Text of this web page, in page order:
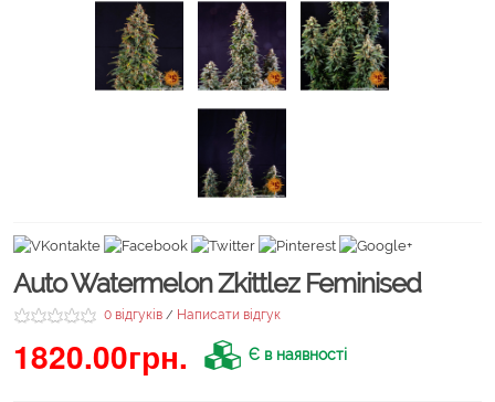
Auto Watermelon Zkittlez Feminised
0 відгуків / Написати відгук
1820.00грн. Є в наявності